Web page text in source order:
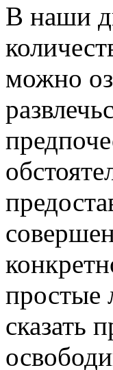
В нaши
можно
простые
сказать